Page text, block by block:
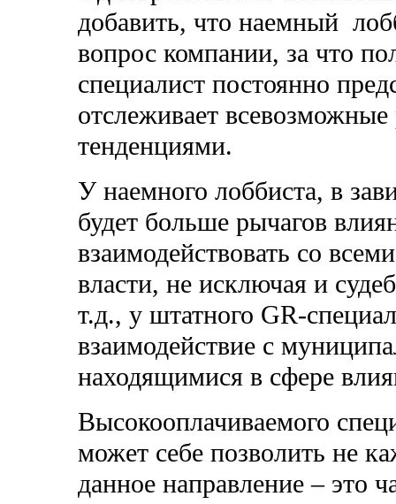
добавить, что наемный
вопрос компании, за что
специалист постоянно
отслеживает
тенденциями.
У наемного лоббиста, в
будет больше рычагов
взаимодействовать со
власти, не исключая и
т.д., у штатного GR-
взаимодействие с
находящимися в сфере
Высокооплачиваемого
может себе позволить не
данное направление – это